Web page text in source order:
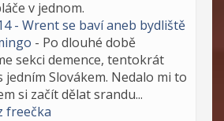
v jednom.
- Wrent se baví aneb bydliště
- Po dlouhé době
sekci demence, tentokrát
jedním Slovákem. Nedalo mi to
si začít dělat srandu...
freečka